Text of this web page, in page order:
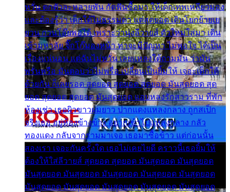
หวั่น ตกตัวละหลายพัน กัดฟันซื้อมา ให้เด็กเทพเหลียวมอง
และต้องรู้ว่า เด็กใต้ไม่ธรรมดา แต่สุดยอด เดินโยกย้ายเย
ยวน กวนโอ๊ยพอได้ เพราะว่านุ่งลีวายส์ ตัวใหม่ใส่มา เดิน
เข้ามหาลัย จิ๊กโก๊มองหน้า ท่าจะมีปัญหา ไม่พอใจ ได้เป็น
เรื่องแน่นอน แต่ฉันไม่หวั่น เลยแหลงใต้ถามมัน ว่ามัน
พรั่นพรือ มันตอบว่าไม่พรื่อ เปลี่ยนเป็นยิ้มให้ เจอะเด็กใต้
ด้วยกัน ก็เลยรอด สุดยอด สุดยอด สุดยอด มันสุดยอด สุด
ยอด สุดยอด สุดยอด มันสุดยอด แอบหลงรักสาวราม ที่พัก
ห้องเช่า เธอผิวขาวผมยาว ปากแดงแหลงกลาง ถูกสเป็ก
จริงเธอ อยู่ห้องข้างข้าง อยากเข้าไปแหลงกลาง กลัว
ทองแดง กลับจากรามมาเจอ เธอมาซื้อข้าว แต่ก่อนนั้น
สองเรา เจอะกันครั้งใด เธอไม่เคยไยดี คราวนี้เธอยิ้มให้
ต้องให้ใส่ลีวายส์ สุดยอด สุดยอด มันสุดยอด มันสุดยอด
มันสุดยอด มันสุดยอด มันสุดยอด มันสุดยอด มันสุดยอด
มันสุดยอด มันสุดยอด มันสุดยอด มันสุดยอด มันสุดยอด